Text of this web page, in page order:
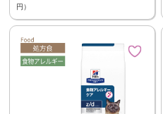
円）